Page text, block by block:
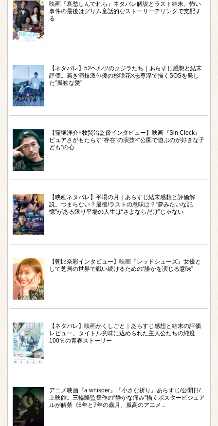
映画『哀愁しんでれら』ネタバレ解説とラスト結末。怖い
事件の最後はグリム童話的なストーリーテリングで支配す
る
【ネタバレ】52ヘルツのクジラたち｜あらすじ感想と結末
評価。若き演技派俳優の杉咲花×志尊淳で描くSOSを発し
た”孤独な愛”
【窪塚洋介×牧賢治監督インタビュー】映画『Sin Clock』
ピュアさがもたらす“存在”の演技×“公園で遊ぶのが好きな子
ども”の心
【映画ネタバレ】平場の月｜あらすじ結末感想と評価解
説。つまらない？最後/ラストの意味は？“夢みたいな記
憶”がある限り平場の人生は“さよならだけ”じゃない
【朝比奈彩インタビュー】映画『レッドシューズ』女優と
して芝居の世界で戦い続けるための“誰かを演じる意味”
【ネタバレ】映画かくしごと｜あらすじ感想と結末の評価
レビュー。タイトル意味に込められた主人公たちの純度
100％の青春ストーリー
アニメ映画『a whisper』『小さな祈り』あらすじ/公開日/
上映館。三輪隆監督作の“静かな痛み”描くポスタービジュア
ルが解禁《6年と7年の歳月、孤高のアニメ...